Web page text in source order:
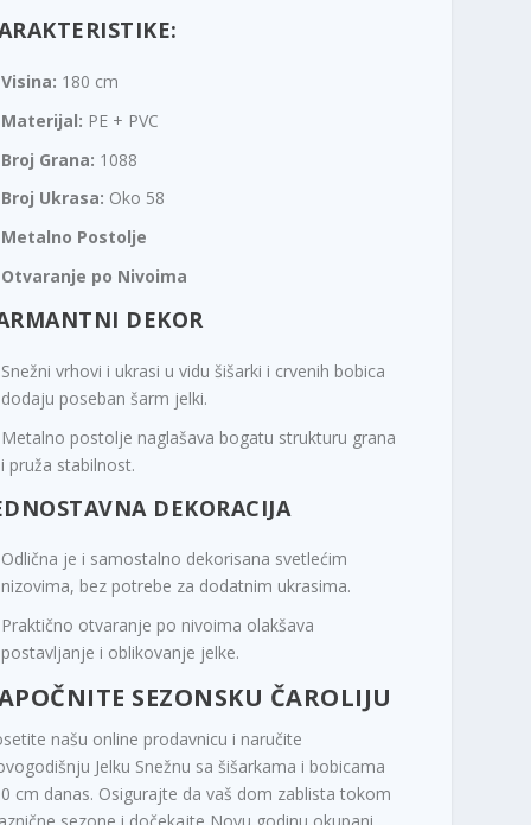
Visina: 180 cm
Materijal: PE + PVC
Broj Grana: 1088
Broj Ukrasa: Oko 58
Metalno Postolje
Otvaranje po Nivoima
DEKOR
Snežni vrhovi i ukrasi u vidu šišarki i crvenih bobica
dodaju poseban šarm jelki.
Metalno postolje naglašava bogatu strukturu grana
i pruža stabilnost.
DEKORACIJA
Odlična je i samostalno dekorisana svetlećim
nizovima, bez potrebe za dodatnim ukrasima.
Praktično otvaranje po nivoima olakšava
postavljanje i oblikovanje jelke.
SEZONSKU ČAROLIJU
našu online prodavnicu i naručite
Jelku Snežnu sa šišarkama i bobicama
cm danas. Osigurajte da vaš dom zablista tokom